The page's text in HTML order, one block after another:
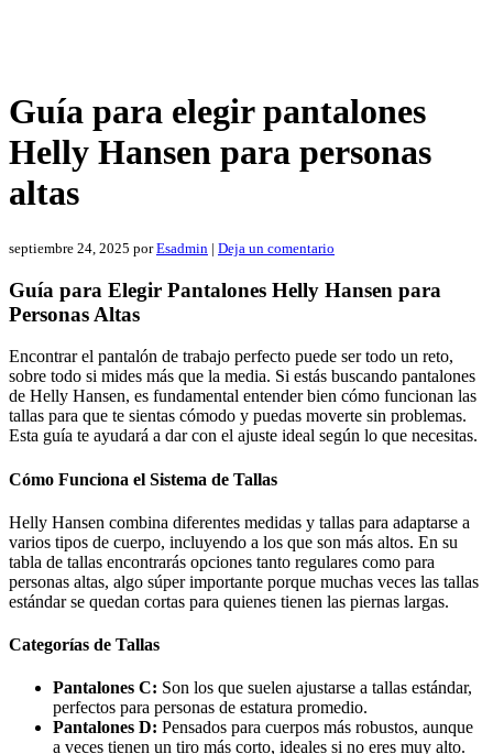
Guía para elegir pantalones
Helly Hansen para personas
altas
septiembre 24, 2025 porEsadmin | Deja un comentario
Guía para Elegir Pantalones Helly Hansen para
Personas Altas
Encontrar el pantalón de trabajo perfecto puede ser todo un reto,
sobre todo si mides más que la media. Si estás buscando pantalones
de Helly Hansen, es fundamental entender bien cómo funcionan las
tallas para que te sientas cómodo y puedas moverte sin problemas.
Esta guía te ayudará a dar con el ajuste ideal según lo que necesitas.
Cómo Funciona el Sistema de Tallas
Helly Hansen combina diferentes medidas y tallas para adaptarse a
varios tipos de cuerpo, incluyendo a los que son más altos. En su
tabla de tallas encontrarás opciones tanto regulares como para
personas altas, algo súper importante porque muchas veces las tallas
estándar se quedan cortas para quienes tienen las piernas largas.
Categorías de Tallas
Pantalones C: Son los que suelen ajustarse a tallas estándar,
perfectos para personas de estatura promedio.
Pantalones D: Pensados para cuerpos más robustos, aunque
a veces tienen un tiro más corto, ideales si no eres muy alto.